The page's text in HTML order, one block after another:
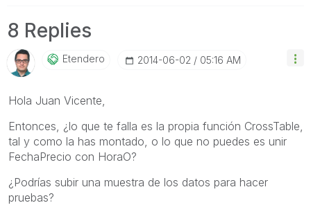
8 Replies
Etendero ‎2014-06-02 05:16 AM
Hola Juan Vicente,
Entonces, ¿lo que te falla es la propia función CrossTable,
tal y como la has montado, o lo que no puedes es unir
FechaPrecio con HoraO?
¿Podrías subir una muestra de los datos para hacer
pruebas?